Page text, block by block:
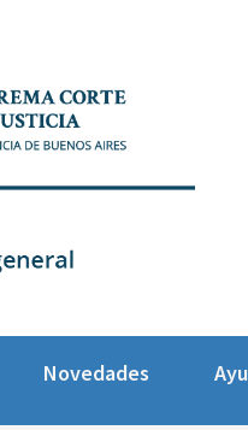
Novedades